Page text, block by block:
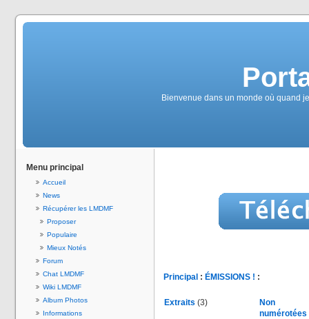
Bienvenue dans un monde où quand
Menu principal
Accueil
News
Récupérer les LMDMF
Proposer
Populaire
Mieux Notés
Forum
Chat LMDMF
Wiki LMDMF
Album Photos
Informations
Principal : ÉMISSIONS ! :
Extraits (3)
Non
numérotées